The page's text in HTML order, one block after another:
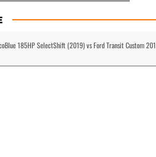
185HP SelectShift (2019) vs Ford Transit Custom